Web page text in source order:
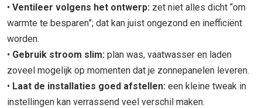
• Ventileer volgens het ontwerp: zet niet alles dicht “om
warmte te besparen”; dat kan juist ongezond en inefficiënt
worden.
• Gebruik stroom slim: plan was, vaatwasser en laden
zoveel mogelijk op momenten dat je zonnepanelen leveren.
• Laat de installaties goed afstellen: een kleine tweak in
instellingen kan verrassend veel verschil maken.